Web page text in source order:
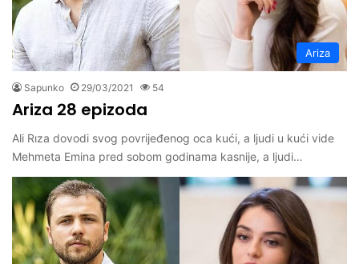
Ariza
Sapunko 29/03/2021 54
Ariza 28 epizoda
Ali Rıza dovodi svog povrijeđenog oca kući, a ljudi u kući vide
Mehmeta Emina pred sobom godinama kasnije, a ljudi…